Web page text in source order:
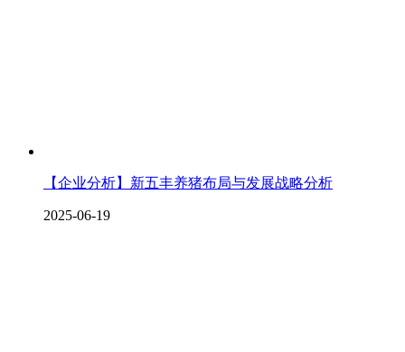
【企业分析】新五丰养猪布局与发展战略分析
2025-06-19